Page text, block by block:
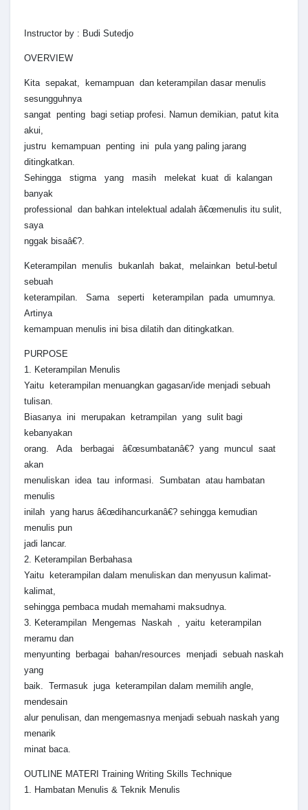
Instructor by : Budi Sutedjo
OVERVIEW
Kita sepakat, kemampuan dan keterampilan dasar menulis
sesungguhnya
sangat penting bagi setiap profesi. Namun demikian, patut kita
akui,
justru kemampuan penting ini pula yang paling jarang
ditingkatkan.
Sehingga stigma yang masih melekat kuat di kalangan
banyak
professional dan bahkan intelektual adalah â€œmenulis itu sulit,
saya
nggak bisaâ€?.
Keterampilan menulis bukanlah bakat, melainkan betul-betul
sebuah
keterampilan. Sama seperti keterampilan pada umumnya.
Artinya
kemampuan menulis ini bisa dilatih dan ditingkatkan.
PURPOSE
1. Keterampilan Menulis
Yaitu keterampilan menuangkan gagasan/ide menjadi sebuah
tulisan.
Biasanya ini merupakan ketrampilan yang sulit bagi
kebanyakan
orang. Ada berbagai â€œsumbatanâ€? yang muncul saat
akan
menuliskan idea tau informasi. Sumbatan atau hambatan
menulis
inilah yang harus â€œdihancurkanâ€? sehingga kemudian
menulis pun
jadi lancar.
2. Keterampilan Berbahasa
Yaitu keterampilan dalam menuliskan dan menyusun kalimat-
kalimat,
sehingga pembaca mudah memahami maksudnya.
3. Keterampilan Mengemas Naskah , yaitu keterampilan
meramu dan
menyunting berbagai bahan/resources menjadi sebuah naskah
yang
baik. Termasuk juga keterampilan dalam memilih angle,
mendesain
alur penulisan, dan mengemasnya menjadi sebuah naskah yang
menarik
minat baca.
OUTLINE MATERI Training Writing Skills Technique
1. Hambatan Menulis & Teknik Menulis